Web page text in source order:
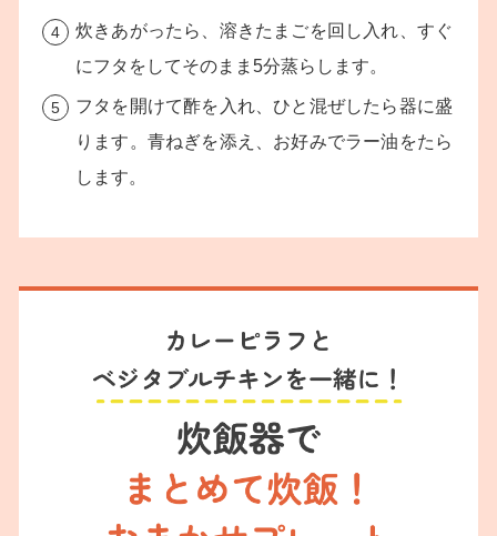
炊きあがったら、溶きたまごを回し入れ、すぐ
にフタをしてそのまま5分蒸らします。
フタを開けて酢を入れ、ひと混ぜしたら器に盛
ります。青ねぎを添え、お好みでラー油をたら
します。